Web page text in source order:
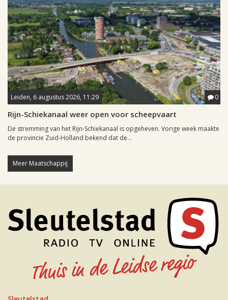
Leiden, 6 augustus 2026, 11:29 0
Rijn-Schiekanaal weer open voor scheepvaart
De stremming van het Rijn-Schiekanaal is opgeheven. Vorige week maakte
de provincie Zuid-Holland bekend dat de...
Meer Maatschappij